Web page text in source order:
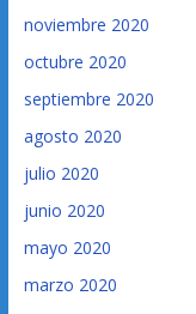
noviembre 2020
octubre 2020
septiembre 2020
agosto 2020
julio 2020
junio 2020
mayo 2020
marzo 2020